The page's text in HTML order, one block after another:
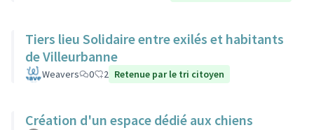
Tiers lieu Solidaire entre exilés et habitants
de Villeurbanne
Weavers 0 2 Retenue par le tri citoyen
Création d'un espace dédié aux chiens